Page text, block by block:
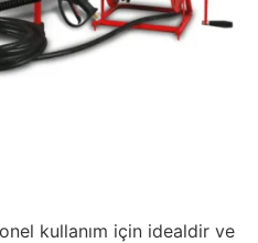
kullanım için idealdir ve